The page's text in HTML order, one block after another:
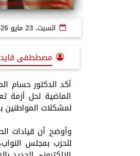
السبت، 23 مايو 2026
مصططفى قايد
أكد الدكتور حسام
الماضية لحل أزمة
لمشكلات المواطنين
وأوضح أن قيادات
للحزب بمجلس